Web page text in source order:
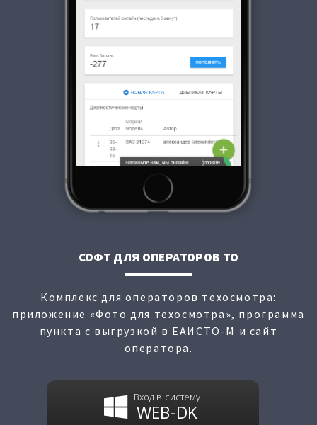
СОФТ ДЛЯ ОПЕРАТОРОВ ТО
Комплекс для операторов техосмотра:
приложение «Фото для техосмотра», программа
пункта с выгрузкой в ЕАИСТО-М и сайт
оператора.
Вход в систему
WEB-DK